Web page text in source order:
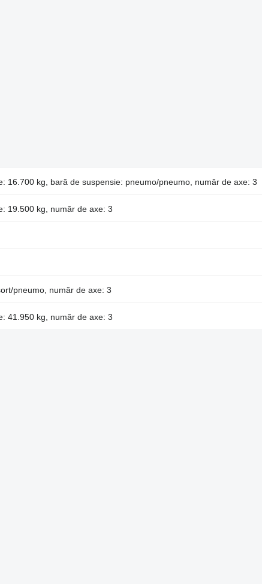
16.700 kg, bară de suspensie: pneumo/pneumo, număr de axe: 3
19.500 kg, număr de axe: 3
pneumo, număr de axe: 3
41.950 kg, număr de axe: 3